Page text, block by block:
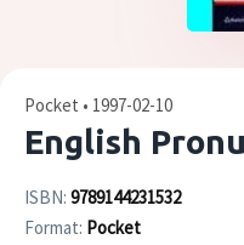
Pocket • 1997-02-10
English
ISBN: 9789144231532
Format: Pocket